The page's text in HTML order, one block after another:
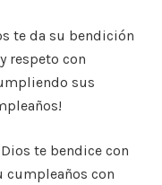
te da su bendición
respeto con
sus
te bendice con
cumpleaños con